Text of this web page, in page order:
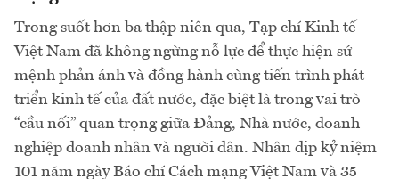
Trong suốt hơn ba thập niên qua, Tạp chí Kinh tế
Việt Nam đã không ngừng nỗ lực để thực hiện sứ
mệnh phản ánh và đồng hành cùng tiến trình phát
triển kinh tế của đất nước, đặc biệt là trong vai trò
“cầu nối” quan trọng giữa Đảng, Nhà nước, doanh
nghiệp doanh nhân và người dân. Nhân dịp kỷ niệm
101 năm ngày Báo chí Cách mạng Việt Nam và 35